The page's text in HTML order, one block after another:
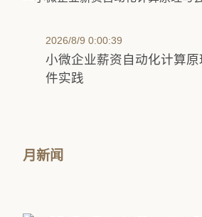
2026/8/9 0:00:39
小微企业薪资自动化计算
件实践
月新闻